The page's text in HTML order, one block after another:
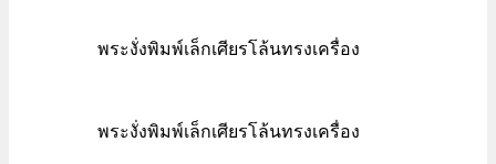
พระงั่งพิมพ์เล็กเศียรโล้นทรงเครื่อง
พระงั่งพิมพ์เล็กเศียรโล้นทรงเครื่อง